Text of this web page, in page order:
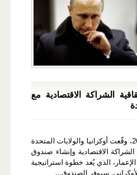
الشراكة الاقتصادية مع
في 30 أبريل 2025، وقّعت أوكرانيا والولايات المتحدة
الشراكة الاقتصادية وإنشاء صندوق
الإعمار، الذي يُعد خطوة استراتيجية
سيوفر الصندوق...